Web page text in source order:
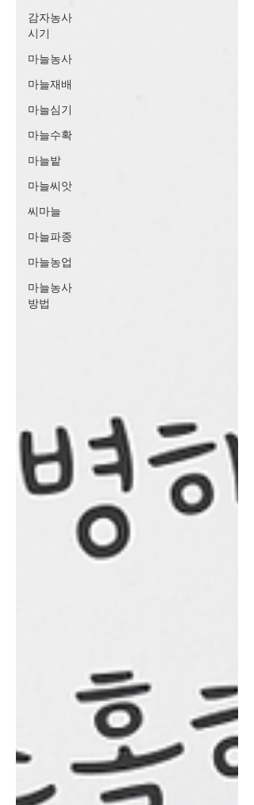
감자농사
시기
마늘농사
마늘재배
마늘심기
마늘수확
마늘밭
마늘씨앗
씨마늘
마늘파종
마늘농업
마늘농사
방법